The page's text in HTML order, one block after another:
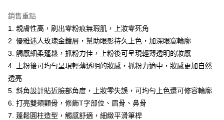
【關於「AFTEE先享後付」】
AFTEE先享後付是「在收到商品之後才付款」的支付方式。 讓您購物簡單
便利好安心！
２．便利：只要手機號碼，簡訊認證，即可結帳。
３．安心：先確認商品／服務後，再付款。
【「AFTEE先享後付」結帳流程】
１．於結帳方式選擇「AFTEE先享後付」後，將跳轉至「AFTEE先享後付」
結帳頁面，進行簡訊認證並確認金額後，即可完成結帳。
ATM付款
貨到付款
運送方式
全家付款取貨
每筆NT$60，滿NT$499(含以上)免運費
銷售重點
1. 親膚性高，刷出零粉痕無瑕肌，上妝零死角
2. 優雅迷人玫瑰金鍍層，幫助眼影持久上色，加深眼窩輪廓
3. 觸感細柔蓬鬆，抓粉力佳，上粉後可呈現輕薄透明的妝感
4. 上粉後可均勻呈現輕薄透明的妝感，抓粉力適中，妝感更加自然
透亮
5. 斜角設計貼近臉部角度，上妝零失誤，可均勻上色還可修容輪廓
6. 打亮雙頰顴骨，修飾T字部位、眉骨、鼻骨
7. 蓬鬆圓柱造型，觸感舒適，細緻平滑筆桿